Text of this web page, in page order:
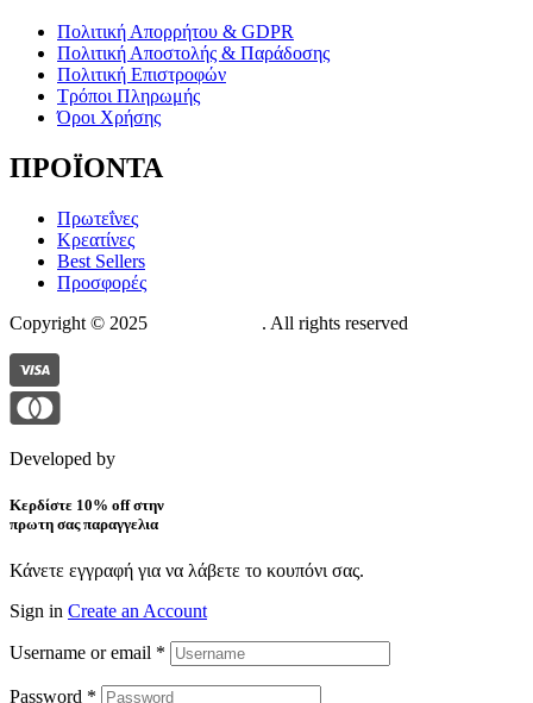
Πολιτική Απορρήτου & GDPR
Πολιτική Αποστολής & Παράδοσης
Πολιτική Επιστροφών
Τρόποι Πληρωμής
Όροι Χρήσης
ΠΡΟΪΟΝΤΑ
Πρωτεΐνες
Κρεατίνες
Best Sellers
Προσφορές
Copyright © 2025
. All rights reserved
Developed by
Κερδίστε 10% off στην
πρωτη σας παραγγελια
Κάνετε εγγραφή για να λάβετε το κουπόνι σας.
Sign in Create an Account
Username or email *
Password *